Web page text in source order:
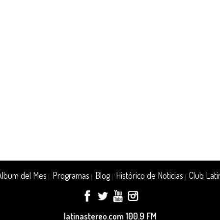
del Mes Programas Blog| Histórico de Noticias Club
latinastereo.com 100.9 FM